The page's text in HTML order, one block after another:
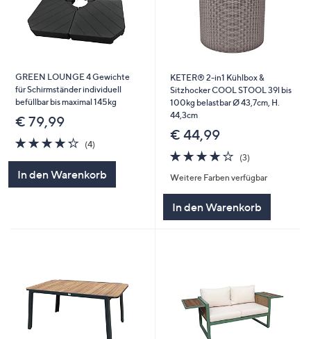
GREEN LOUNGE 4 Gewichte
für Schirmständer individuell
befüllbar bis maximal 145kg
€ 79,99
4.2
von
(4)4
In den Warenkorb
KETER® 2-in1 Kühlbox &
Sitzhocker COOL STOOL 39l bis
100kg belastbar Ø 43,7cm, H.
44,3cm
€ 44,99
4.0
von
5
(3)
Weitere Farben verfügbar
In den Warenkorb